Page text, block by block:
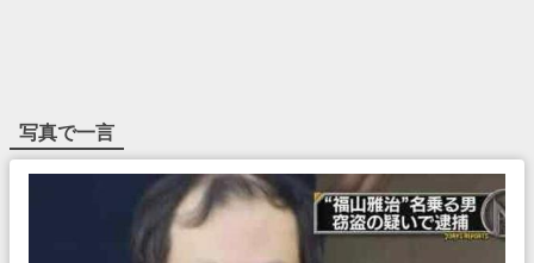
写真で一言